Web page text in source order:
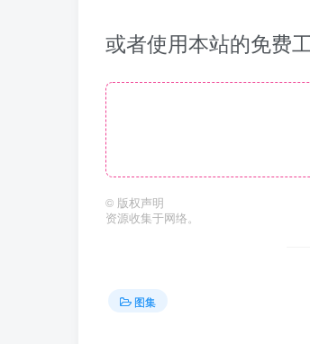
或者使用本站的免费
© 版权声明
资源收集于网络。
图集